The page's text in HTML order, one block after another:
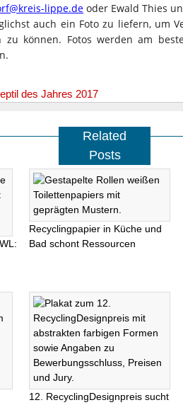
lippe.de oder Ewald Thies
auch ein Foto zu liefern, um
zu können. Fotos werden am
des Jahres 2017
Related
Posts
Recyclingpapier in Küche und
Bad schont Ressourcen
12. RecyclingDesignpreis sucht